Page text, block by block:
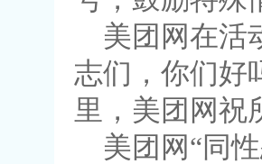
美团网在活
志们，你们好
里，美团网祝
美团网“同性